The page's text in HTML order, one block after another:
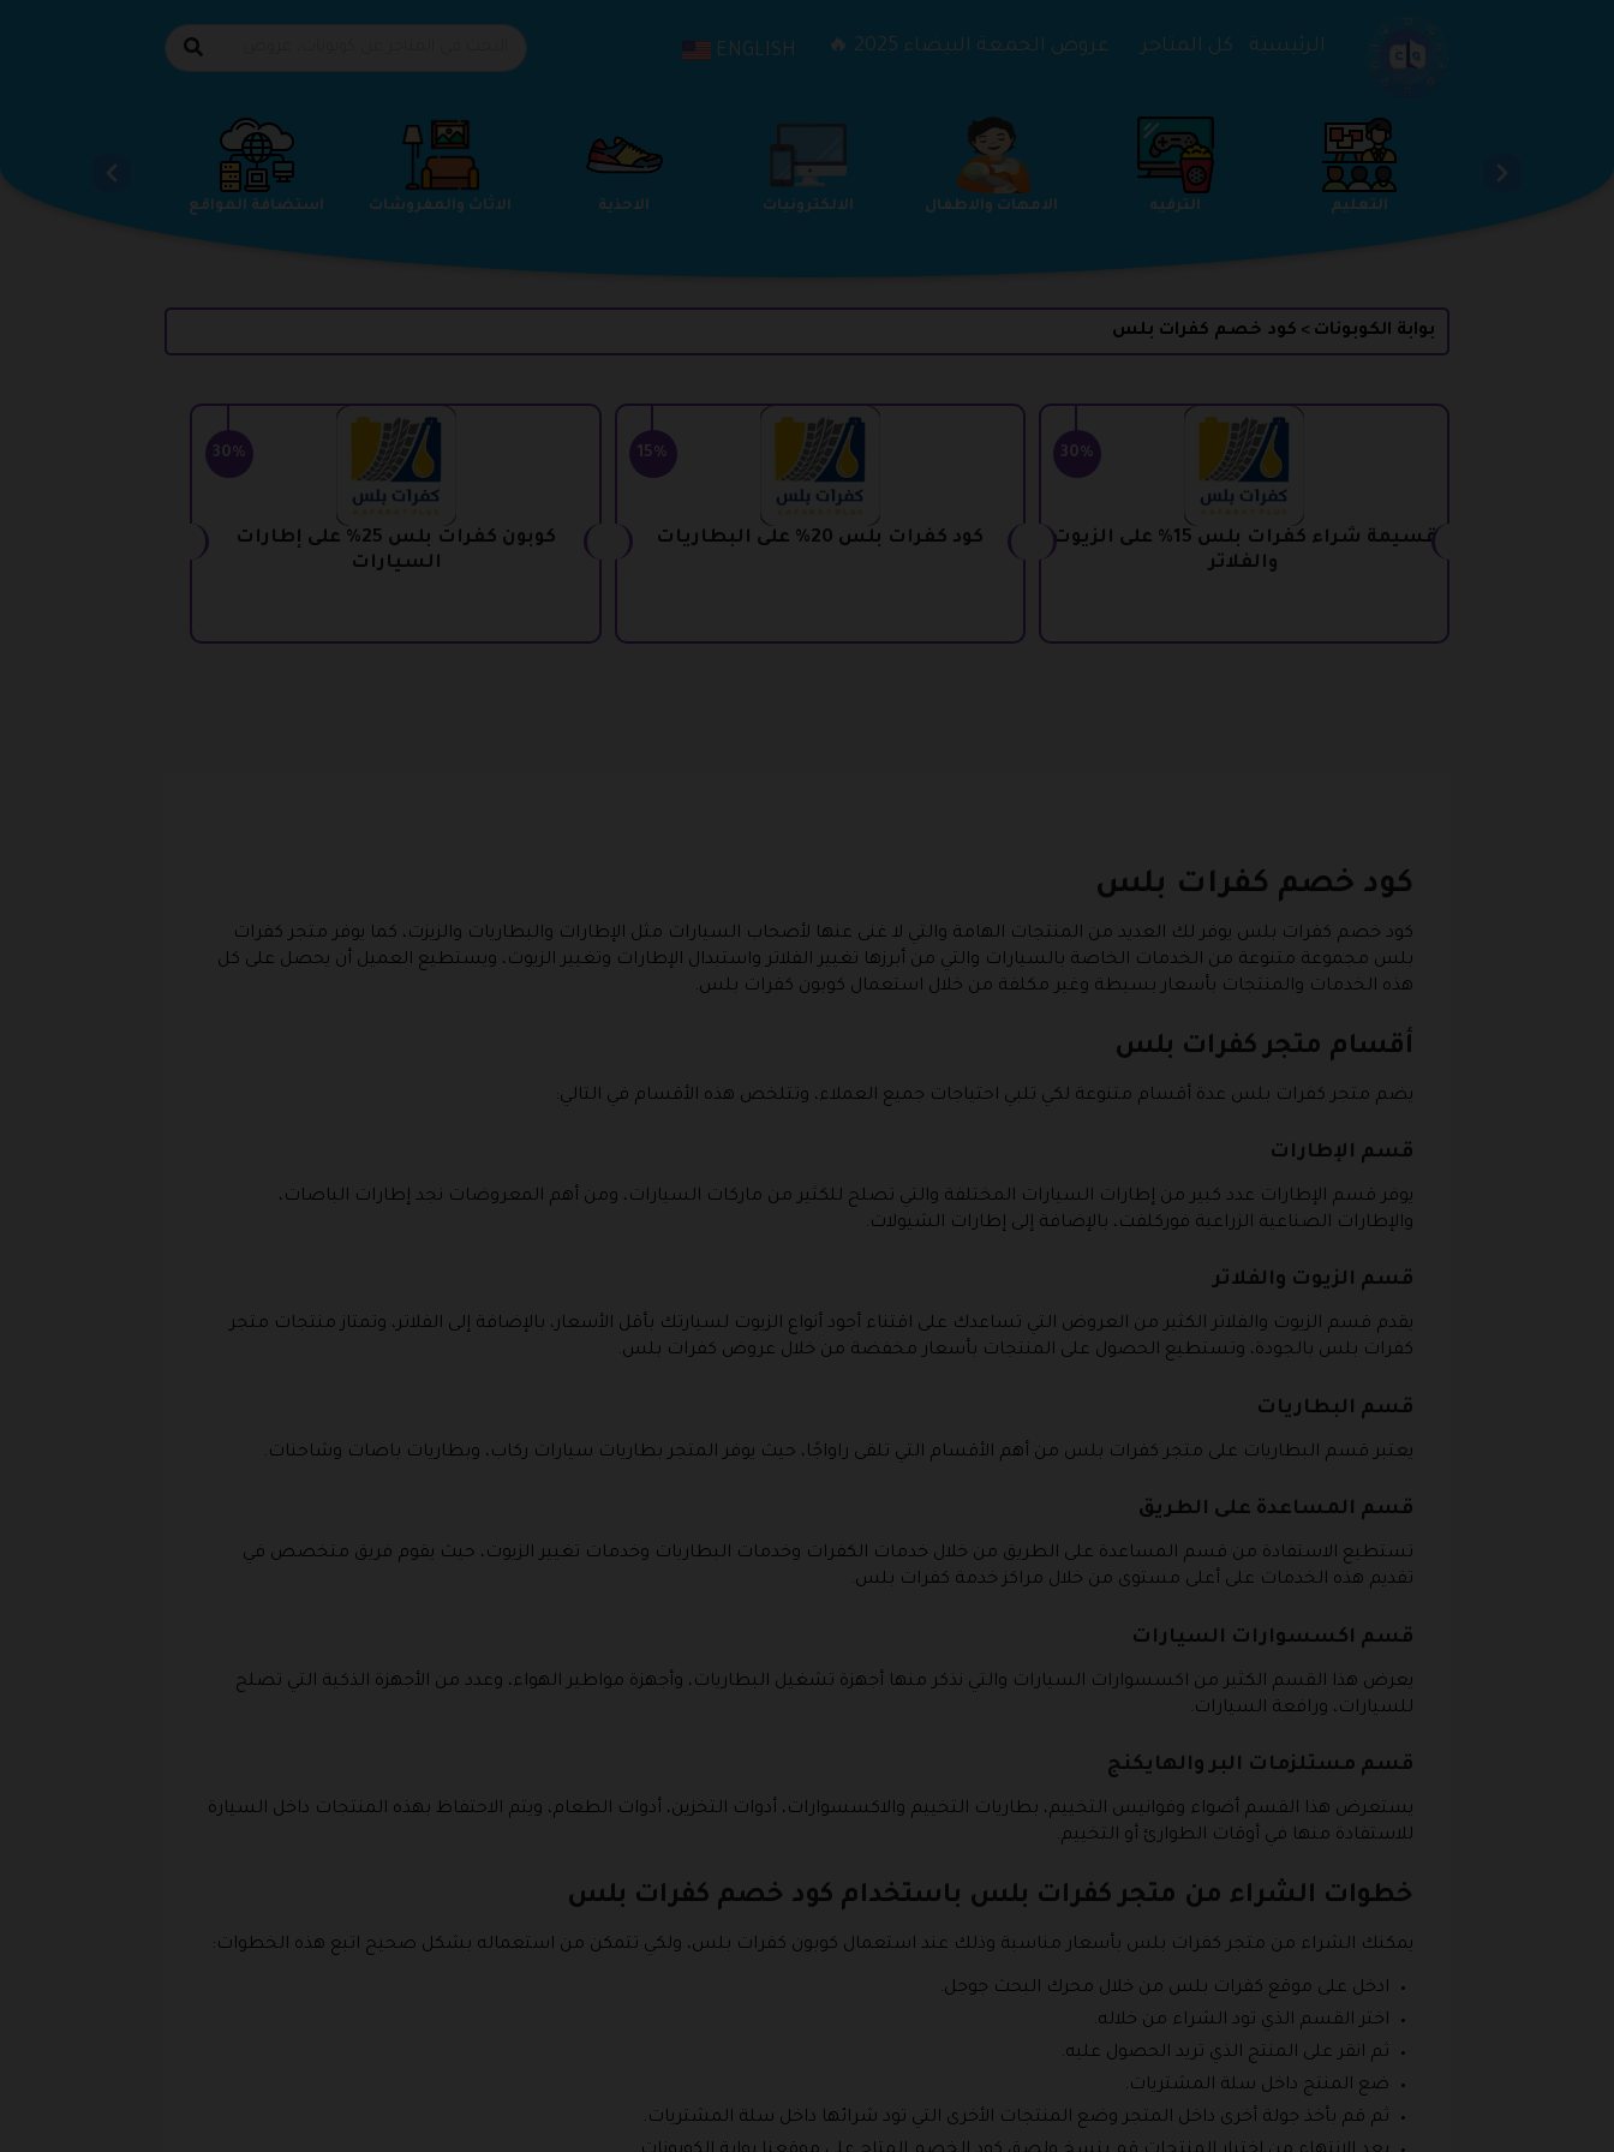
الرئيسية كل المتاجر عروض الجمعة البيضاء 2025 🔥 ENGLISH
استضافة المواقع الاثاث والمفروشات الاحذية الالكترونيات الامهات والاطفال الترفيه التعليم الجمال والعناية الخدمات
بوابة الكوبونات > كود خصم كفرات بلس
30%
قسيمة شراء كفرات بلس 15% على الزيوت
والفلاتر
15%
كود كفرات بلس 20% على البطاريات
30%
كوبون كفرات بلس 25% على إطارات
السيارات
كود خصم كفرات بلس
كود خصم كفرات بلس يوفر لك العديد من المنتجات الهامة والتي لا غنى عنها لأصحاب السيارات مثل الإطارات والبطاريات والزيزت، كما يوفر متجر كفرات
بلس مجموعة متنوعة من الخدمات الخاصة بالسيارات والتي من أبرزها تغيير الفلاتر واستبدال الإطارات وتغيير الزيوت، ويستطيع العميل أن يحصل على كل
هذه الخدمات والمنتجات بأسعار بسيطة وغير مكلفة من خلال استعمال كوبون كفرات بلس.
أقسام متجر كفرات بلس
يضم متجر كفرات بلس عدة أقسام متنوعة لكي تلبي احتياجات جميع العملاء، وتتلخص هذه الأقسام في التالي:
قسم الإطارات
يوفر قسم الإطارات عدد كبير من إطارات السيارات المختلفة والتي تصلح للكثير من ماركات السيارات، ومن أهم المعروضات نجد إطارات الباصات،
والإطارات الصناعية الزراعية فوركلفت، بالإضافة إلى إطارات الشيولات.
قسم الزيوت والفلاتر
يقدم قسم الزيوت والفلاتر الكثير من العروض التي تساعدك على اقتناء أجود أنواع الزيوت لسيارتك بأقل الأسعار، بالإضافة إلى الفلاتر، وتمتاز منتجات متجر
كفرات بلس بالجودة، وتستطيع الحصول على المنتجات بأسعار مخفضة من خلال عروض كفرات بلس.
قسم البطاريات
يعتبر قسم البطاريات على متجر كفرات بلس من أهم الأقسام التي تلقى راواجًا، حيث يوفر المتجر بطاريات سيارات ركاب، وبطاريات باصات وشاحنات.
قسم المساعدة على الطريق
تستطيع الاستفادة من قسم المساعدة على الطريق من خلال خدمات الكفرات وخدمات البطاريات وخدمات تغيير الزيوت، حيث يقوم فريق متخصص في
تقديم هذه الخدمات على أعلى مستوى من خلال مراكز خدمة كفرات بلس.
قسم اكسسوارات السيارات
يعرض هذا القسم الكثير من اكسسوارات السيارات والتي نذكر منها أجهزة تشغيل البطاريات، وأجهزة مواطير الهواء، وعدد من الأجهزة الذكية التي تصلح
للسيارات، ورافعة السيارات.
قسم مستلزمات البر والهايكنج
يستعرض هذا القسم أضواء وفوانيس التخييم، بطاريات التخييم والاكسسوارات، أدوات التخزين، أدوات الطعام، ويتم الاحتفاظ بهذه المنتجات داخل السيارة
للاستفادة منها في أوقات الطوارئ أو التخييم.
خطوات الشراء من متجر كفرات بلس باستخدام كود خصم كفرات بلس
يمكنك الشراء من متجر كفرات بلس بأسعار مناسبة وذلك عند استعمال كوبون كفرات بلس، ولكي تتمكن من استعماله بشكل صحيح اتبع هذه الخطوات:
ادخل على موقع كفرات بلس من خلال محرك البحث جوجل.
اختر القسم الذي تود الشراء من خلاله.
ثم انقر على المنتج الذي تريد الحصول عليه.
ضع المنتج داخل سلة المشتريات.
ثم قم بأخذ جولة أخرى داخل المتجر وضع المنتجات الأخرى التي تود شرائها داخل سلة المشتريات.